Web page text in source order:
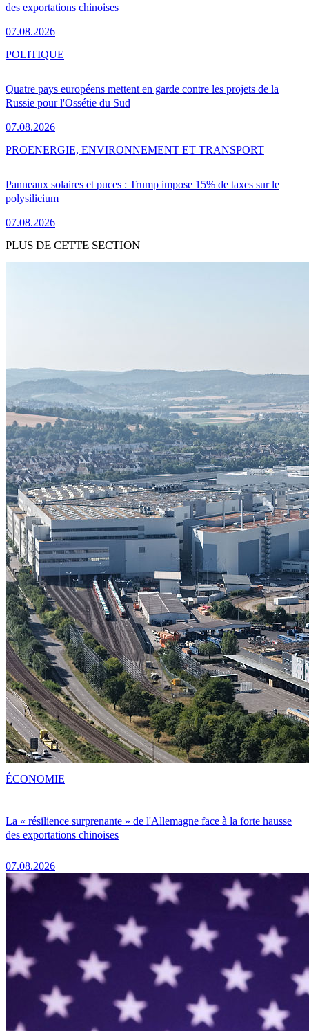
des exportations chinoises
07.08.2026
Quatre pays européens mettent en garde contre les projets de la
Russie pour l'Ossétie du Sud
07.08.2026
POLITIQUE
Panneaux solaires et puces : Trump impose 15% de taxes sur le
polysilicium
07.08.2026
PROENERGIE, ENVIRONNEMENT ET TRANSPORT
PLUS DE CETTE SECTION
La « résilience surprenante » de l'Allemagne face à la forte hausse
des exportations chinoises
07.08.2026
ÉCONOMIE